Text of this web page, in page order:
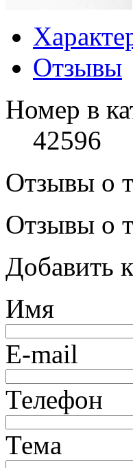
Отзывы
Номер в
42596
Отзывы о
Отзывы о
Добавить
Имя
E-mail
Телефон
Тема